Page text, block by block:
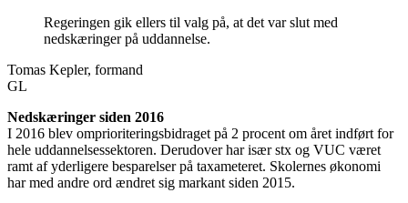
Regeringen gik ellers til valg på, at det var slut med
nedskæringer på uddannelse.
Tomas Kepler, formand
GL
Nedskæringer siden 2016
I 2016 blev omprioriteringsbidraget på 2 procent om året indført for
hele uddannelsessektoren. Derudover har især stx og VUC været
ramt af yderligere besparelser på taxameteret. Skolernes økonomi
har med andre ord ændret sig markant siden 2015.